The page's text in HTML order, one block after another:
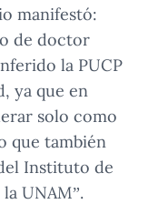
manifestó:
de doctor
la PUCP
ya que en
solo como
que también
Instituto de
UNAM”.